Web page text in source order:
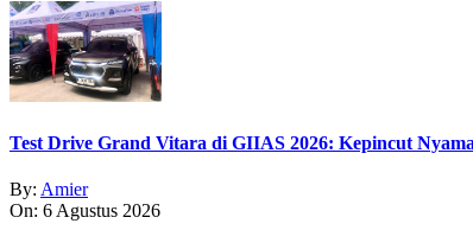
Test Drive Grand Vitara di GIIAS 2026: Kepincut
By: Amier
On: 6 Agustus 2026